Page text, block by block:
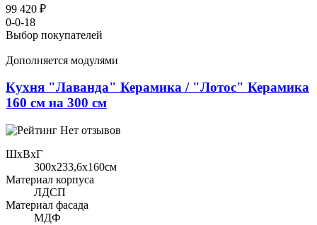
99 420 ₽
0-0-18
Выбор покупателей
Дополняется модулями
Кухня "Лаванда" Керамика / "Лотос" Керамика
160 см на 300 см
Нет отзывов
ШхВхГ
300x233,6х160см
Материал корпуса
ЛДСП
Материал фасада
МДФ